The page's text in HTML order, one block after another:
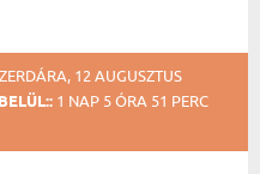
12 AUGUSZTUS
1 NAP 5 ÓRA 51 PERC